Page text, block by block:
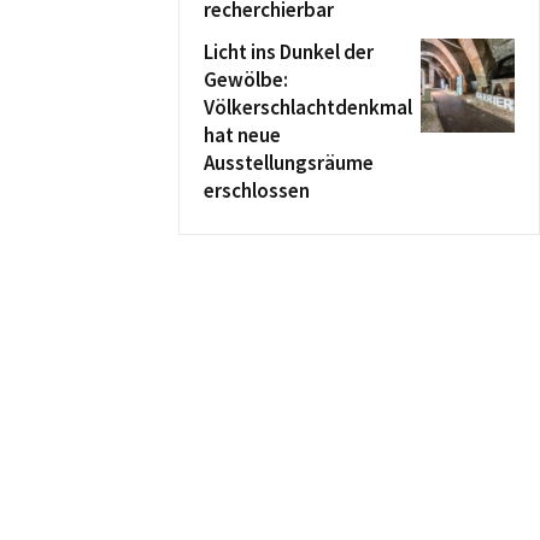
recherchierbar
Licht ins Dunkel der
Gewölbe:
Völkerschlachtdenkmal
hat neue
Ausstellungsräume
erschlossen